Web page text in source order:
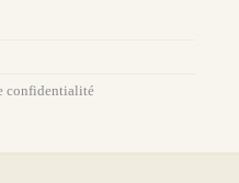
confidentialité